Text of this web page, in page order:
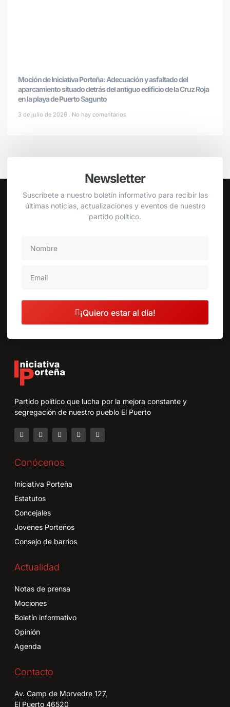
Moción de Iniciativa Porteña: Adecuación y asfaltado del
aparcamiento situado detrás del antiguo edificio de la Cruz Roja
en la playa de Puerto Sagunto
3 de julio de 2026 No hay comentarios
Newsletter
Suscríbete a nuestro boletín informativo para recibir las
últimas noticias, actualizaciones y eventos de nuestro
partido político.
¡Quiero estar al día!
Partido político que lucha por la mejora constante y
segregación de nuestro pueblo El Puerto
Conócenos
Iniciativa Porteña
Estatutos
Concejales
Jovenes Porteños
Consejo de barrios
Actualidad
Notas de prensa
Mociones
Boletín informativo
Opinión
Agenda
Contacto
Av. Camp de Morvedre 127,
El Puerto 46520